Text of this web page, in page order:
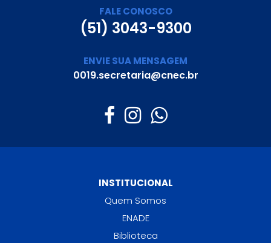
FALE CONOSCO
(51) 3043-9300
ENVIE SUA MENSAGEM
0019.secretaria@cnec.br
INSTITUCIONAL
Quem Somos
ENADE
Biblioteca